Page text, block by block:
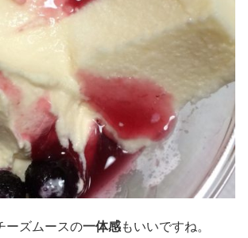
ーズムースの一体感もいいですね。